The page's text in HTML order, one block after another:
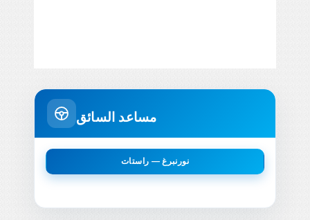
مساعد السائق
نورنبرغ — راستات